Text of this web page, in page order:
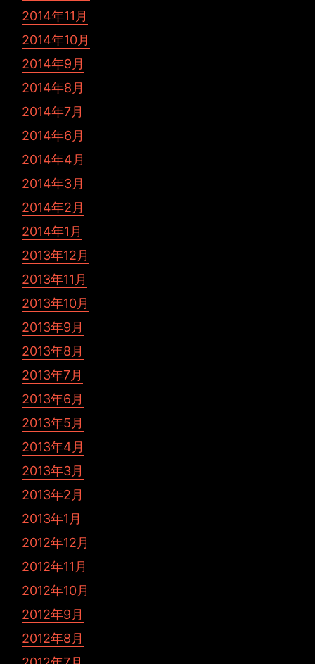
2014年11月
2014年10月
2014年9月
2014年8月
2014年7月
2014年6月
2014年4月
2014年3月
2014年2月
2014年1月
2013年12月
2013年11月
2013年10月
2013年9月
2013年8月
2013年7月
2013年6月
2013年5月
2013年4月
2013年3月
2013年2月
2013年1月
2012年12月
2012年11月
2012年10月
2012年9月
2012年8月